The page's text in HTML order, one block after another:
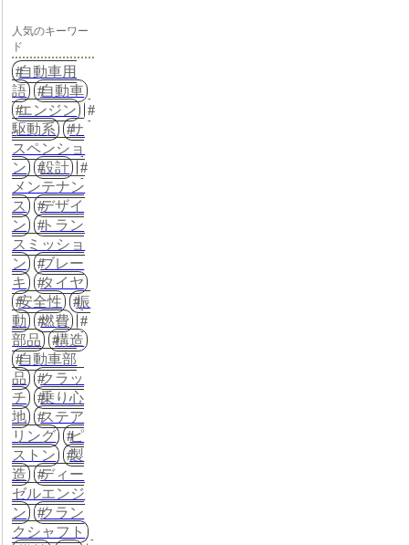
人気のキーワー
ド
自動車用
語
自動車
エンジン
駆動系
サ
スペンショ
ン
設計
メンテナン
ス
デザイ
ン
トラン
スミッショ
ン
ブレー
キ
タイヤ
安全性
振
動
燃費
部品
構造
自動車部
品
クラッ
チ
乗り心
地
ステア
リング
ピ
ストン
製
造
ディー
ゼルエンジ
ン
クラン
クシャフト